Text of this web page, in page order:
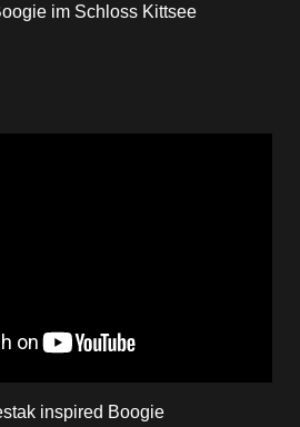
im Schloss Kittsee
inspired Boogie